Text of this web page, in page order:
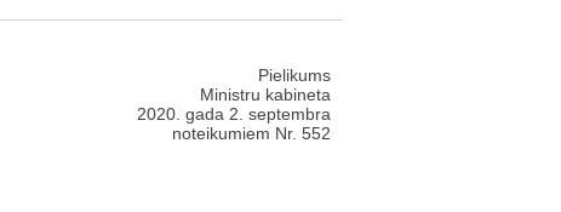
Pielikums
Ministru kabineta
2020. gada 2. septembra
noteikumiem Nr. 552